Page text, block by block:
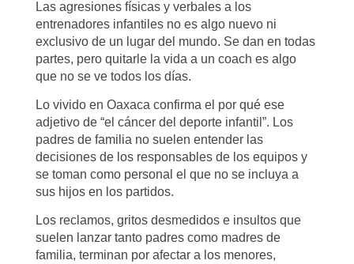
Las agresiones físicas y verbales a los
entrenadores infantiles no es algo nuevo ni
exclusivo de un lugar del mundo. Se dan en todas
partes, pero quitarle la vida a un coach es algo
que no se ve todos los días.
Lo vivido en Oaxaca confirma el por qué ese
adjetivo de “el cáncer del deporte infantil”. Los
padres de familia no suelen entender las
decisiones de los responsables de los equipos y
se toman como personal el que no se incluya a
sus hijos en los partidos.
Los reclamos, gritos desmedidos e insultos que
suelen lanzar tanto padres como madres de
familia, terminan por afectar a los menores,